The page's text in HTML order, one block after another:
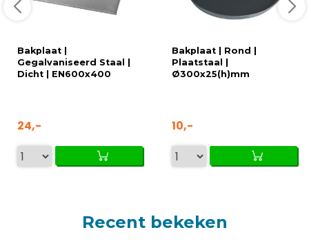
Bakplaat |
Gegalvaniseerd Staal |
Dicht | EN600x400
24,-
Bakplaat | Rond |
Plaatstaal |
Ø300x25(h)mm
10,-
Recent bekeken